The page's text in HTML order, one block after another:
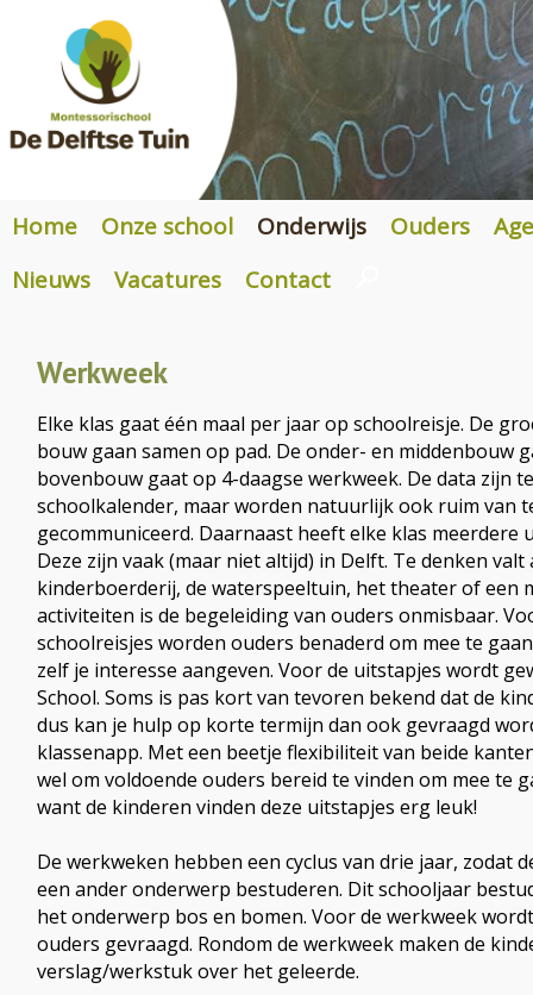
Home Onze school Onderwijs Ouders
Nieuws
Vacatures Contact
Werkweek
Elke klas gaat één maal per jaar op schoolreisje. De
bouw gaan samen op pad. De onder- en middenbouw
bovenbouw gaat op 4-daagse werkweek. De data zijn
schoolkalender, maar worden natuurlijk ook ruim van
gecommuniceerd. Daarnaast heeft elke klas meerdere
Deze zijn vaak (maar niet altijd) in Delft. Te denken valt
kinderboerderij, de waterspeeltuin, het theater of een
activiteiten is de begeleiding van ouders onmisbaar.
schoolreisjes worden ouders benaderd om mee te
zelf je interesse aangeven. Voor de uitstapjes wordt
School. Soms is pas kort van tevoren bekend dat de
dus kan je hulp op korte termijn dan ook gevraagd
klassenapp. Met een beetje flexibiliteit van beide
wel om voldoende ouders bereid te vinden om mee te
want de kinderen vinden deze uitstapjes erg leuk!
De werkweken hebben een cyclus van drie jaar, zodat
een ander onderwerp bestuderen. Dit schooljaar
het onderwerp bos en bomen. Voor de werkweek
ouders gevraagd. Rondom de werkweek maken de
verslag/werkstuk over het geleerde.